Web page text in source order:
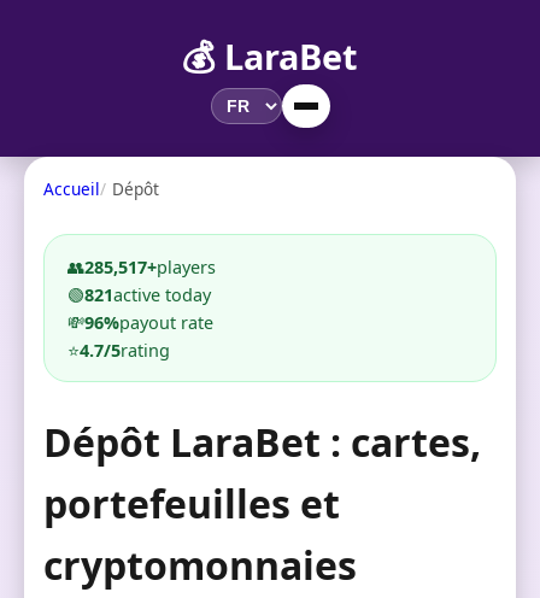
💰 LaraBet
Accueil Dépôt
👥285,517+players
🟢821active today
💸96%payout rate
⭐4.7/5rating
Dépôt LaraBet : cartes,
portefeuilles et
cryptomonnaies